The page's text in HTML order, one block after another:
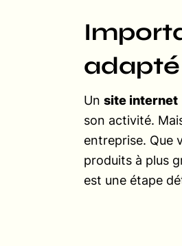
Un site internet
son activité.
entreprise. Que
produits à plus
est une étape